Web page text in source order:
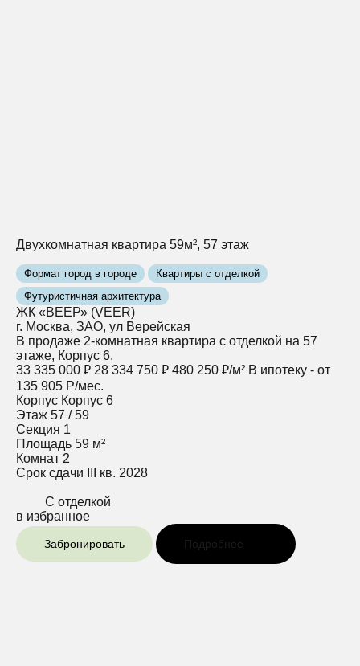
Двухкомнатная квартира 59м², 57 этаж
Формат город в городе
Квартиры с отделкой
Футуристичная архитектура
ЖК «ВЕЕР» (VEER)
г. Москва, ЗАО, ул Верейская
В продаже 2-комнатная квартира с отделкой на 57
этаже, Корпус 6.
33 335 000 ₽ 28 334 750 ₽ 480 250 ₽/м² В ипотеку - от
135 905 Р/мес.
Корпус Корпус 6
Этаж 57 / 59
Секция 1
Площадь 59 м²
Комнат 2
Срок сдачи
III кв. 2028
С отделкой
в избранное
Забронировать Подробнее